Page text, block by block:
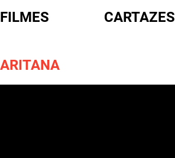
FILMES CARTAZES
ARITANA